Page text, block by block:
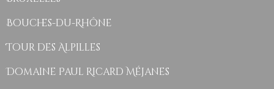
Bouches-du-Rhône
Tour des Alpilles
Domaine Paul Ricard Méjanes